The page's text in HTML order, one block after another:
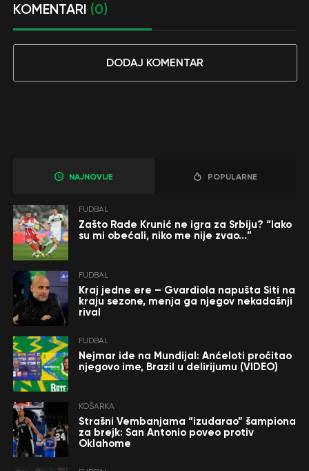
KOMENTARI (0)
DODAJ KOMENTAR
NAJNOVIJE POPULARNE
FUDBAL
Zašto Rade Krunić ne igra za Srbiju? “Iako
su mi obećali, niko me nije zvao…”
FUDBAL
Kraj jedne ere – Gvardiola napušta Siti na
kraju sezone, menja ga njegov nekadašnji
rival
FUDBAL
Nejmar ide na Mundijal: Anćeloti pročitao
njegovo ime, Brazil u delirijumu (VIDEO)
KOŠARKA
Strašni Vembanjama “izudarao” šampiona
za brejk: San Antonio poveo protiv
Oklahome